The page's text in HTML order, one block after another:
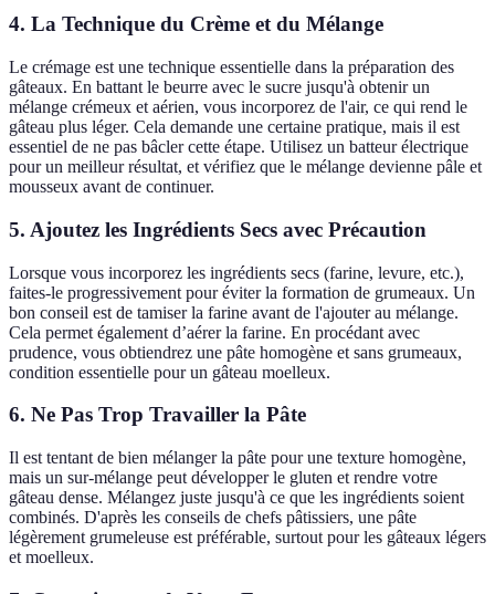
4. La Technique du Crème et du Mélange
Le crémage est une technique essentielle dans la préparation des
gâteaux. En battant le beurre avec le sucre jusqu'à obtenir un
mélange crémeux et aérien, vous incorporez de l'air, ce qui rend le
gâteau plus léger. Cela demande une certaine pratique, mais il est
essentiel de ne pas bâcler cette étape. Utilisez un batteur électrique
pour un meilleur résultat, et vérifiez que le mélange devienne pâle et
mousseux avant de continuer.
5. Ajoutez les Ingrédients Secs avec Précaution
Lorsque vous incorporez les ingrédients secs (farine, levure, etc.),
faites-le progressivement pour éviter la formation de grumeaux. Un
bon conseil est de tamiser la farine avant de l'ajouter au mélange.
Cela permet également d’aérer la farine. En procédant avec
prudence, vous obtiendrez une pâte homogène et sans grumeaux,
condition essentielle pour un gâteau moelleux.
6. Ne Pas Trop Travailler la Pâte
Il est tentant de bien mélanger la pâte pour une texture homogène,
mais un sur-mélange peut développer le gluten et rendre votre
gâteau dense. Mélangez juste jusqu'à ce que les ingrédients soient
combinés. D'après les conseils de chefs pâtissiers, une pâte
légèrement grumeleuse est préférable, surtout pour les gâteaux légers
et moelleux.